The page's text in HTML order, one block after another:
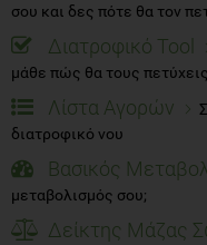
σου και δες πότε θα τον
Διατροφικό Tool
μάθε πώς θα τους
Λίστα Αγορών
διατροφικό νου
Βασικός
μεταβολισμός σου;
Δείκτης Μάζας